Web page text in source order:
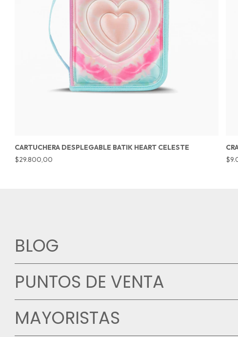
CARTUCHERA DESPLEGABLE BATIK HEART CELESTE
$29.800,00
BLOG
PUNTOS DE VENTA
MAYORISTAS